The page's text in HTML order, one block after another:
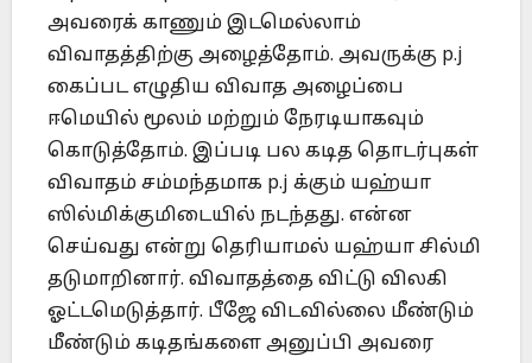
அவரைக் காணும் இடமெல்லாம்
விவாதத்திற்கு அழைத்தோம். அவருக்கு p.j
கைப்பட எழுதிய விவாத அழைப்பை
ஈமெயில் மூலம் மற்றும் நேரடியாகவும்
கொடுத்தோம். இப்படி பல கடித தொடர்புகள்
விவாதம் சம்மந்தமாக p.j க்கும் யஹ்யா
ஸில்மிக்குமிடையில் நடந்தது. என்ன
செய்வது என்று தெரியாமல் யஹ்யா சில்மி
தடுமாறினார். விவாதத்தை விட்டு விலகி
ஓட்டமெடுத்தார். பீஜே விடவில்லை மீண்டும்
மீண்டும் கடிதங்களை அனுப்பி அவரை